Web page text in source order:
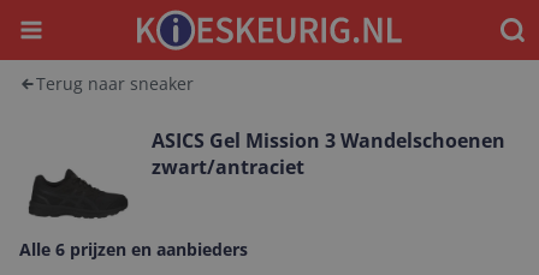
Menu
Terug naar sneaker
ASICS Gel Mission 3 Wandelschoenen
zwart/antraciet
Alle 6 prijzen en aanbieders